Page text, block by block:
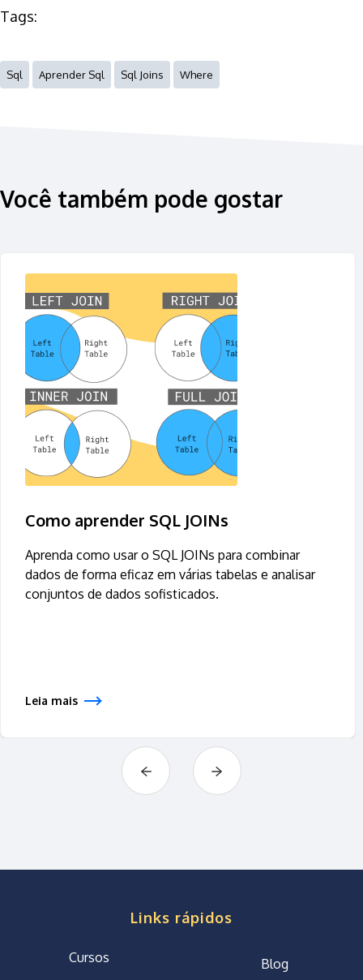
Tags:
Sql Aprender Sql Sql Joins Where
Você também pode gostar
Como aprender SQL JOINs
Aprenda como usar o SQL JOINs para combinar
dados de forma eficaz em várias tabelas e analisar
conjuntos de dados sofisticados.
Leia mais
Links rápidos
Cursos
Blog